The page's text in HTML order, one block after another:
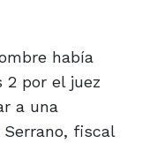
había
2 por el juez
a una
fiscal